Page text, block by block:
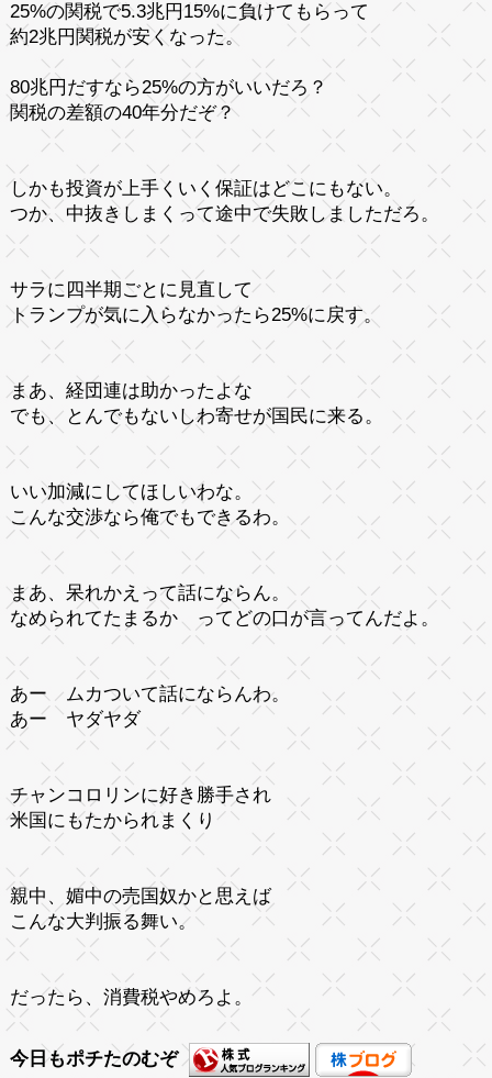
25%の関税で5.3兆円15%に負けてもらって
約2兆円関税が安くなった。
80兆円だすなら25%の方がいいだろ？
関税の差額の40年分だぞ？
しかも投資が上手くいく保証はどこにもない。
つか、中抜きしまくって途中で失敗しましただろ。
サラに四半期ごとに見直して
トランプが気に入らなかったら25%に戻す。
まあ、経団連は助かったよな
でも、とんでもないしわ寄せが国民に来る。
いい加減にしてほしいわな。
こんな交渉なら俺でもできるわ。
まあ、呆れかえって話にならん。
なめられてたまるか ってどの口が言ってんだよ。
あー ムカついて話にならんわ。
あー ヤダヤダ
チャンコロリンに好き勝手され
米国にもたかられまくり
親中、媚中の売国奴かと思えば
こんな大判振る舞い。
だったら、消費税やめろよ。
今日もポチたのむぞ